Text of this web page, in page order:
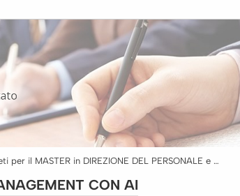
Testimonianza di Giada Teti per il MASTER in DIREZIONE DEL PERSONALE e Strategic HR Management con AI
CON AI